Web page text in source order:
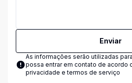
Enviar
As informações serão utilizadas
possa entrar em contato de acordo
privacidade e termos de serviço